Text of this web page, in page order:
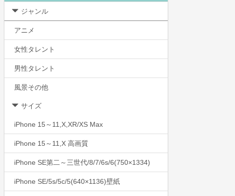
ジャンル
アニメ
女性タレント
男性タレント
風景その他
サイズ
iPhone 15～11,X,XR/XS Max
iPhone 15～11,X 高画質
iPhone SE第二～三世代/8/7/6s/6(750×1334)
iPhone SE/5s/5c/5(640×1136)壁紙